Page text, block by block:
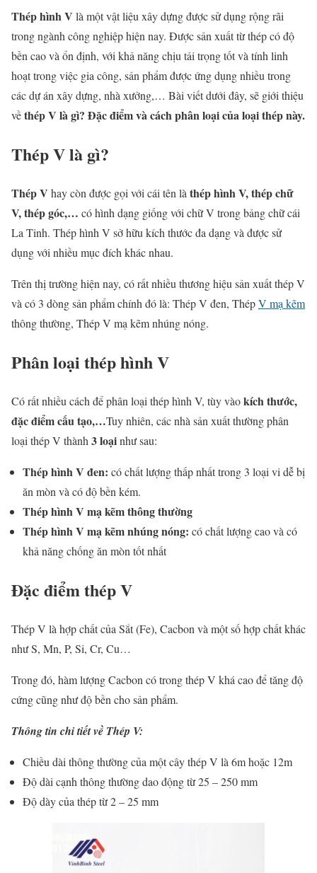
Thép hình V là một vật liệu xây dựng được sử dụng rộng rãi
trong ngành công nghiệp hiện nay. Được sản xuất từ thép có độ
bền cao và ổn định, với khả năng chịu tải trọng tốt và tính linh
hoạt trong việc gia công, sản phẩm được ứng dụng nhiều trong
các dự án xây dựng, nhà xưởng,… Bài viết dưới đây, sẽ giới thiệu
vềthép V là gì? Đặc điểm và cách phân loại của loại thép này.
Thép V là gì?
Thép V hay còn được gọi với cái tên làthép hình V,thép chữ
V, thép góc,… có hình dạng giống với chữ V trong bảng chữ cái
La Tinh. Thép hình V sở hữu kích thước đa dạng và được sử
dụng với nhiều mục đích khác nhau.
Trên thị trường hiện nay, có rất nhiều thương hiệu sản xuất thép V
và có 3 dòng sản phẩm chính đó là: Thép V đen, ThépV mạ kẽm
thông thường, Thép V mạ kẽm nhúng nóng.
Phân loại thép hình V
Có rất nhiều cách để phân loại thép hình V, tùy vàokích thước,
đặc điểm cấu tạo,…Tuy nhiên, các nhà sản xuất thường phân
loại thép V thành 3 loạinhư sau:
Thép hình V đen: có chất lượng thấp nhất trong 3 loại vi dễ bị
ăn mòn và có độ bền kém.
Thép hình V mạ kẽm thông thường
Thép hình V mạ kẽm nhúng nóng: có chất lượng cao và có
khả năng chống ăn mòn tốt nhất
Đặc điểm thép V
Thép V là hợp chất của Sắt (Fe), Cacbon và một số hợp chất khác
như S, Mn, P, Si, Cr, Cu…
Trong đó, hàm lượng Cacbon có trong thép V khá cao để tăng độ
cứng cũng như độ bền cho sản phẩm.
Thông tin chi tiết về Thép V:
Chiều dài thông thường của một cây thép V là 6m hoặc 12m
Độ dài cạnh thông thường dao động từ 25 – 250 mm
Độ dày của thép từ 2 – 25 mm